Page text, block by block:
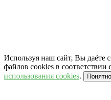
Используя наш сайт, Вы даёте
файлов cookies в соответствии
использования cookies. Понятно